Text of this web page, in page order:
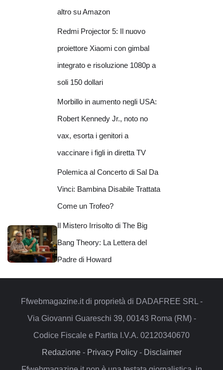
altro su Amazon
Redmi Projector 5: Il nuovo
proiettore Xiaomi con gimbal
integrato e risoluzione 1080p a
soli 150 dollari
Morbillo in aumento negli USA:
Robert Kennedy Jr., noto no
vax, esorta i genitori a
vaccinare i figli in diretta TV
Polemica al Concerto di Sal Da
Vinci: Bambina Disabile Trattata
Come un Trofeo?
Il Mistero Irrisolto di The Big
Bang Theory: La Lettera del
Padre di Howard
Ffwebmagazine.it di proprietà di DADAFREE SRL -
Via Giovanni Guareschi 39, 00143 Roma (RM) -
Codice Fiscale e Partita I.V.A. 02120340670
Redazione- Privacy Policy- Disclaimer